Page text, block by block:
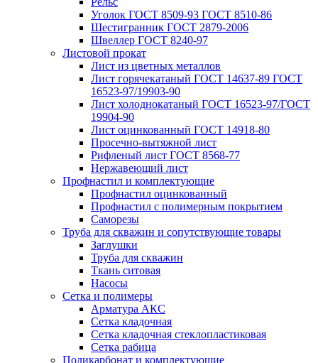
Уголок ГОСТ 8509-93 ГОСТ 8510-86
Шестигранник ГОСТ 2879-2006
Швеллер ГОСТ 8240-97
Листовой прокат
Лист из цветных металлов
Лист горячекатаный ГОСТ 14637-89 ГОСТ
16523-97/19903-90
Лист холоднокатаный ГОСТ 16523-97/ГОСТ
19904-90
Лист оцинкованный ГОСТ 14918-80
Просечно-вытяжной лист
Рифленый лист ГОСТ 8568-77
Нержавеющий лист
Профнастил и комплектующие
Профнастил оцинкованный
Профнастил с полимерным покрытием
Саморезы
Труба для скважин и сопутствующие товары
Заглушки
Труба для скважин
Ткань ситовая
Насосы
Сетка и полимеры
Арматура АКС
Сетка кладочная
Сетка кладочная стеклопластиковая
Сетка рабица
Поликарбонат и комплектующие